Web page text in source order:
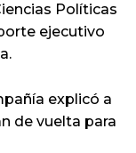
Políticas
ejecutivo
explicó a
de vuelta para